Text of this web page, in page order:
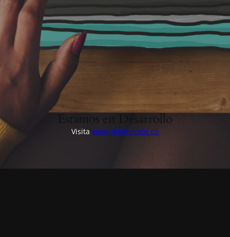
Estamos en Desarrollo
Visita www.digimedios.co